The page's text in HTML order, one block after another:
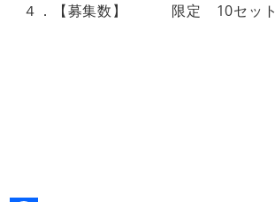
４．【募集数】 限定 10セット